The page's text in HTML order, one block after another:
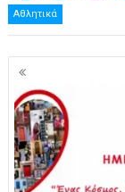
Αθλητικά
Πλοήγηση
άρθρων